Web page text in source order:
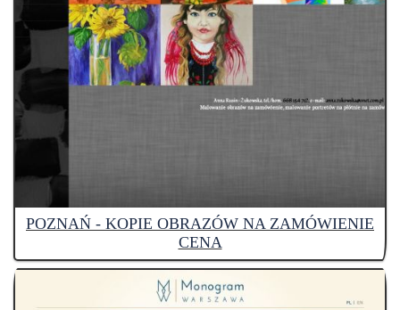
POZNAŃ - KOPIE OBRAZÓW NA ZAMÓWIENIE
CENA